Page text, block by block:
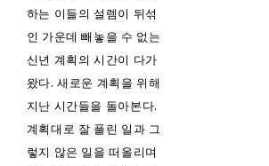
하는 이들의 설렘이 뒤섞
인 가운데 빼놓을 수 없는
신년 계획의 시간이 다가
왔다. 새로운 계획을 위해
지난 시간들을 돌아본다.
계획대로 잘 풀린 일과 그
렇지 않은 일을 떠올리며